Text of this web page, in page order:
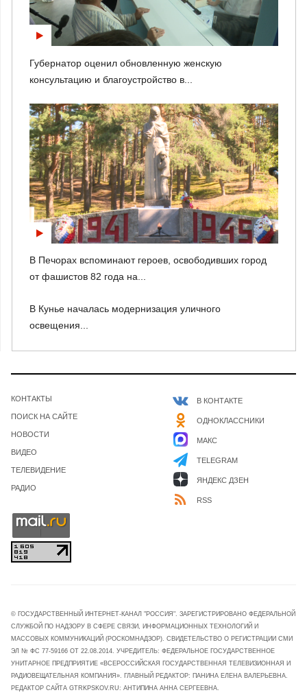
Губернатор оценил обновленную женскую
консультацию и благоустройство в...
В Печорах вспоминают героев, освободивших город
от фашистов 82 года на...
В Кунье началась модернизация уличного
освещения...
КОНТАКТЫ
ПОИСК НА САЙТЕ
НОВОСТИ
ВИДЕО
ТЕЛЕВИДЕНИЕ
РАДИО
В КОНТАКТЕ
ОДНОКЛАССНИКИ
МАКС
TELEGRAM
ЯНДЕКС ДЗЕН
RSS
© ГОСУДАРСТВЕННЫЙ ИНТЕРНЕТ-КАНАЛ "РОССИЯ". ЗАРЕГИСТРИРОВАНО ФЕДЕРАЛЬНОЙ
СЛУЖБОЙ ПО НАДЗОРУ В СФЕРЕ СВЯЗИ, ИНФОРМАЦИОННЫХ ТЕХНОЛОГИЙ И
МАССОВЫХ КОММУНИКАЦИЙ (РОСКОМНАДЗОР). СВИДЕТЕЛЬСТВО О РЕГИСТРАЦИИ СМИ
ЭЛ № ФС 77-59166 ОТ 22.08.2014. УЧРЕДИТЕЛЬ: ФЕДЕРАЛЬНОЕ ГОСУДАРСТВЕННОЕ
УНИТАРНОЕ ПРЕДПРИЯТИЕ «ВСЕРОССИЙСКАЯ ГОСУДАРСТВЕННАЯ ТЕЛЕВИЗИОННАЯ И
РАДИОВЕЩАТЕЛЬНАЯ КОМПАНИЯ». ГЛАВНЫЙ РЕДАКТОР: ПАНИНА ЕЛЕНА ВАЛЕРЬЕВНА.
РЕДАКТОР САЙТА GTRKPSKOV.RU: АНТИПИНА АННА СЕРГЕЕВНА.